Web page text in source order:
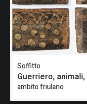
Soffitto
Guerriero,
ambito friulano